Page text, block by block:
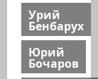
Урий
Бенбарух
Юрий
Бочаров